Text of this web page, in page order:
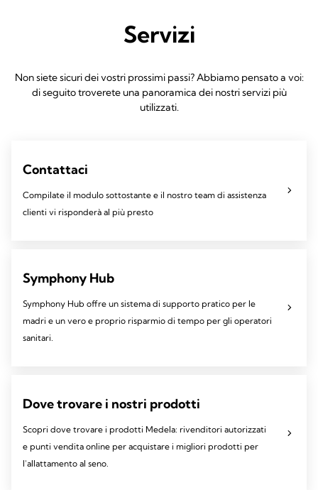
Servizi
Non siete sicuri dei vostri prossimi passi? Abbiamo pensato a voi:
di seguito troverete una panoramica dei nostri servizi più
utilizzati.
Contattaci
Compilate il modulo sottostante e il nostro team di assistenza
clienti vi risponderà al più presto
Symphony Hub
Symphony Hub offre un sistema di supporto pratico per le
madri e un vero e proprio risparmio di tempo per gli operatori
sanitari.
Dove trovare i nostri prodotti
Scopri dove trovare i prodotti Medela: rivenditori autorizzati
e punti vendita online per acquistare i migliori prodotti per
l'allattamento al seno.